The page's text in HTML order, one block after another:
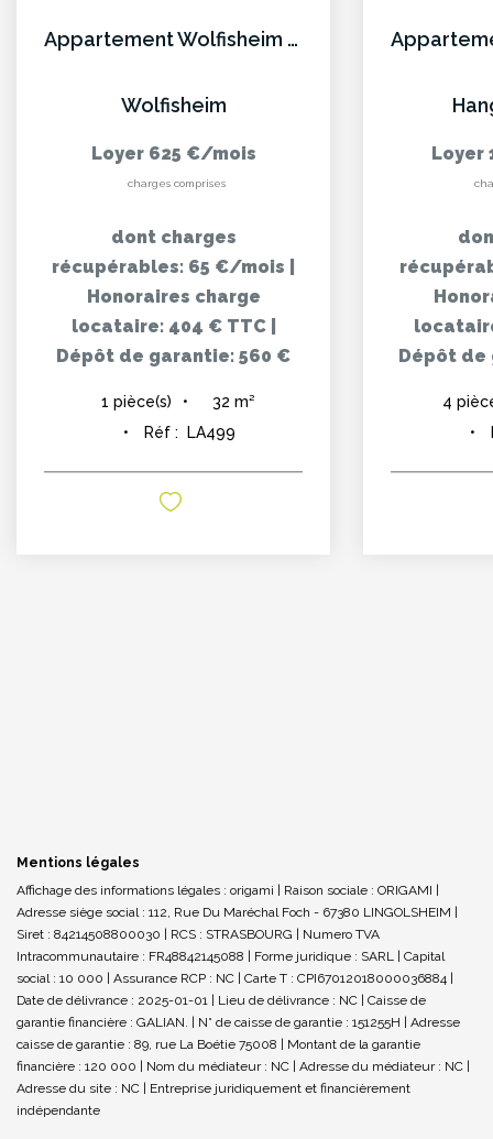
Appartement Wolfisheim 1 pièce(s)
Wolfisheim
Loyer 625 €/mois
charges comprises
dont charges
récupérables: 65 €/mois
Honoraires charge
locataire: 404 € TTC
Dépôt de garantie: 560 €
1 pièce(s) 32 m²
Réf : LA499
Loyer
Dépôt de
4
Mentions légales
Affichage des informations légales : origami | Raison sociale : ORIGAMI |
Adresse siège social : 112, Rue Du Maréchal Foch - 67380 LINGOLSHEIM |
Siret : 84214508800030 | RCS : STRASBOURG | Numero TVA
Intracommunautaire : FR48842145088 | Forme juridique : SARL | Capital
social : 10 000 | Assurance RCP : NC | Carte T : CPI67012018000036884 |
Date de délivrance : 2025-01-01 | Lieu de délivrance : NC | Caisse de
garantie financière : GALIAN. | N° de caisse de garantie : 151255H | Adresse
caisse de garantie : 89, rue La Boétie 75008 | Montant de la garantie
financière : 120 000 | Nom du médiateur : NC | Adresse du médiateur : NC |
Adresse du site : NC | Entreprise juridiquement et financièrement
indépendante